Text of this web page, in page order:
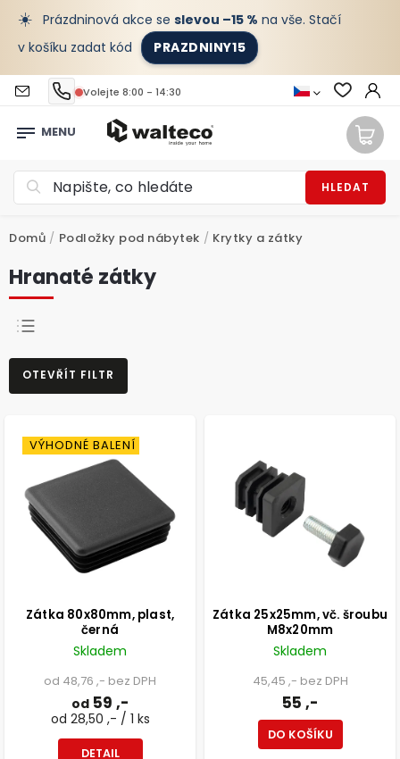
☀️ Prázdninová akce se slevou –15 % na vše. Stačí
v košíku zadat kód
PRAZDNINY15
Volejte 8:00 - 14:30
HLEDAT
Domů / Podložky pod nábytek / Krytky a zátky
Hranaté zátky
NEJPRODÁVANĚJŠÍ
NEJLEVNĚJŠÍ
ABECEDNĚ
OTEVŘÍT FILTR
VÝHODNÉ BALENÍ
Zátka 80x80mm, plast,
černá
Skladem
od 48,76 ,- bez DPH
od 59 ,-
od 28,50 ,- / 1 ks
DETAIL
Zátka 25x25mm, vč. šroubu
M8x20mm
Skladem
45,45 ,- bez DPH
55 ,-
DO KOŠÍKU